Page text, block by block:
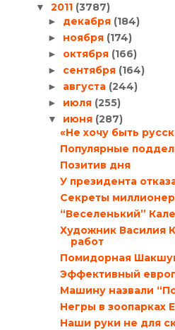
▼ 2011 (3787)
► декабря (184)
► ноября (174)
► октября (166)
► сентября (164)
► августа (244)
► июля (255)
▼ июня (287)
«Не хочу быть
Популярные
Позитив дня
У президента
Секреты
“Веселенький”
Художник Василия
работ
Помидорная
Эффективный
Машину назвали
Негры в зоопарках
Наши руки не для